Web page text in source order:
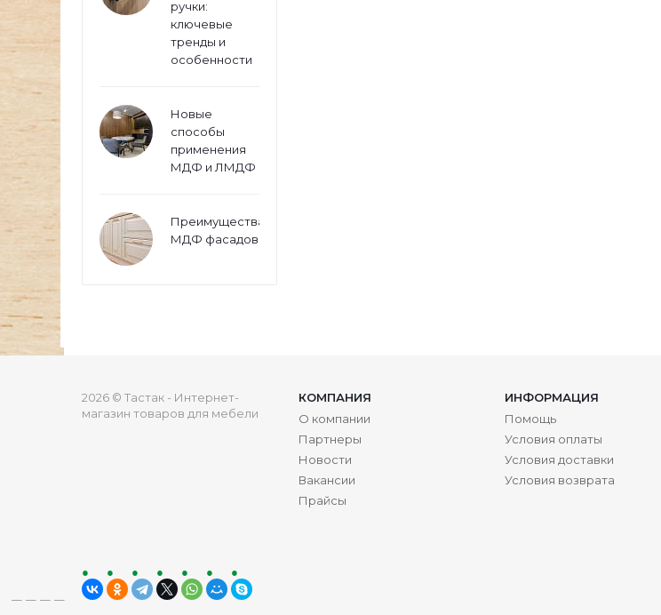
ручки:
ключевые
тренды и
особенности
Новые
способы
применения
МДФ и ЛМДФ
Преимущества
МДФ фасадов
2026 © Тастак - Интернет-
магазин товаров для мебели
КОМПАНИЯ ИНФОРМАЦИЯ
О компании
Партнеры
Новости
Вакансии
Прайсы
Помощь
Условия оплаты
Условия доставки
Условия возврата